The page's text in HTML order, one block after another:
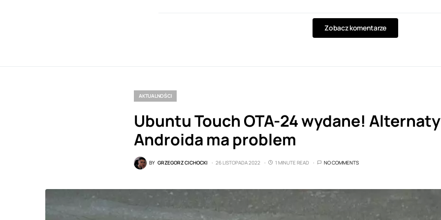
Zobacz komentarze
AKTUALNOŚCI
Ubuntu Touch OTA-24 wydane!
Androida ma problem
BY GRZEGORZ CICHOCKI 26 LISTOPADA 2022 1 MINUTE READ NO COMMENTS